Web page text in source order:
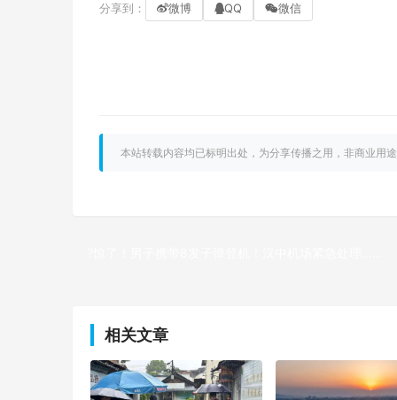
分享到： 微博 QQ 微信
本站转载内容均已标明出处，为分享传播之用，非商业用
相关文章